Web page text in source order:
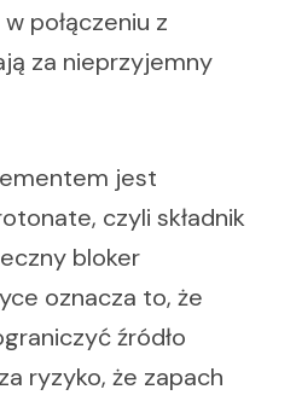
połączeniu z
za nieprzyjemny
jest
czyli składnik
bloker
oznacza to, że
źródło
ryzyko, że zapach